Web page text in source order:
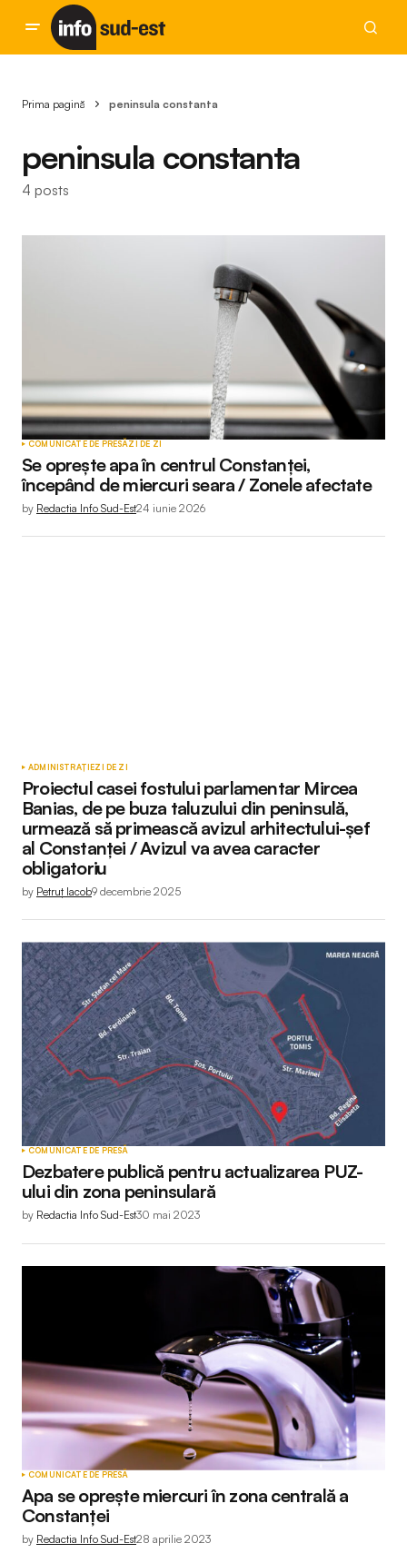
Prima pagină peninsula constanta
peninsula constanta
4 posts
COMUNICATE DE PRESĂZI DE ZI
Se oprește apa în centrul Constanței,
începând de miercuri seara / Zonele afectate
by Redactia Info Sud-Est24 iunie 2026
ADMINISTRAȚIEZI DE ZI
Proiectul casei fostului parlamentar Mircea
Banias, de pe buza taluzului din peninsulă,
urmează să primească avizul arhitectului-șef
al Constanței / Avizul va avea caracter
obligatoriu
by Petruț Iacob9 decembrie 2025
COMUNICATE DE PRESĂ
Dezbatere publică pentru actualizarea PUZ-
ului din zona peninsulară
by Redactia Info Sud-Est30 mai 2023
COMUNICATE DE PRESĂ
Apa se oprește miercuri în zona centrală a
Constanței
by Redactia Info Sud-Est28 aprilie 2023